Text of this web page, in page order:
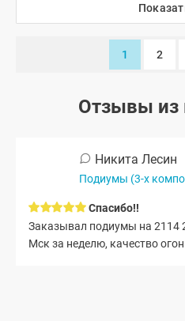
1 2
Отзывы из
Никита Лесин
Спасибо!!
Заказывал подиумы на 2114
Мск за неделю, качество